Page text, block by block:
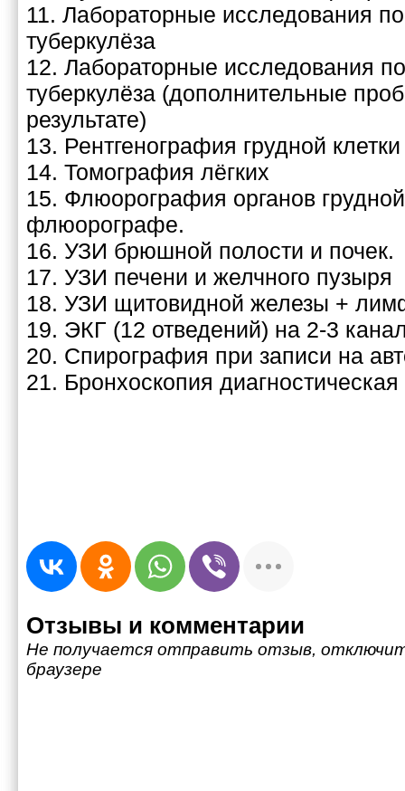
11. Лабораторные исследования
туберкулёза
12. Лабораторные исследования
туберкулёза (дополнительные
результате)
13. Рентгенография грудной клетки
14. Томография лёгких
15. Флюорография органов
флюорографе.
16. УЗИ брюшной полости и почек.
17. УЗИ печени и желчного пузыря
18. УЗИ щитовидной железы +
19. ЭКГ (12 отведений) на 2-3
20. Спирография при записи на
21. Бронхоскопия диагностическая
Отзывы и комментарии
Не получается отправить отзыв,
браузере